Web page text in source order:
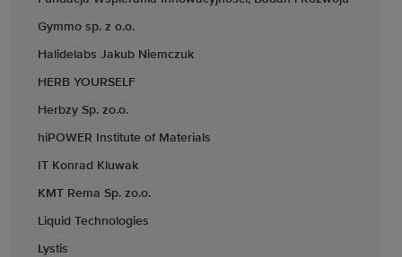
Gymmo sp. z o.o.
Halidelabs Jakub Niemczuk
HERB YOURSELF
Herbzy Sp. zo.o.
hiPOWER Institute of Materials
IT Konrad Kluwak
KMT Rema Sp. zo.o.
Liquid Technologies
Lystis